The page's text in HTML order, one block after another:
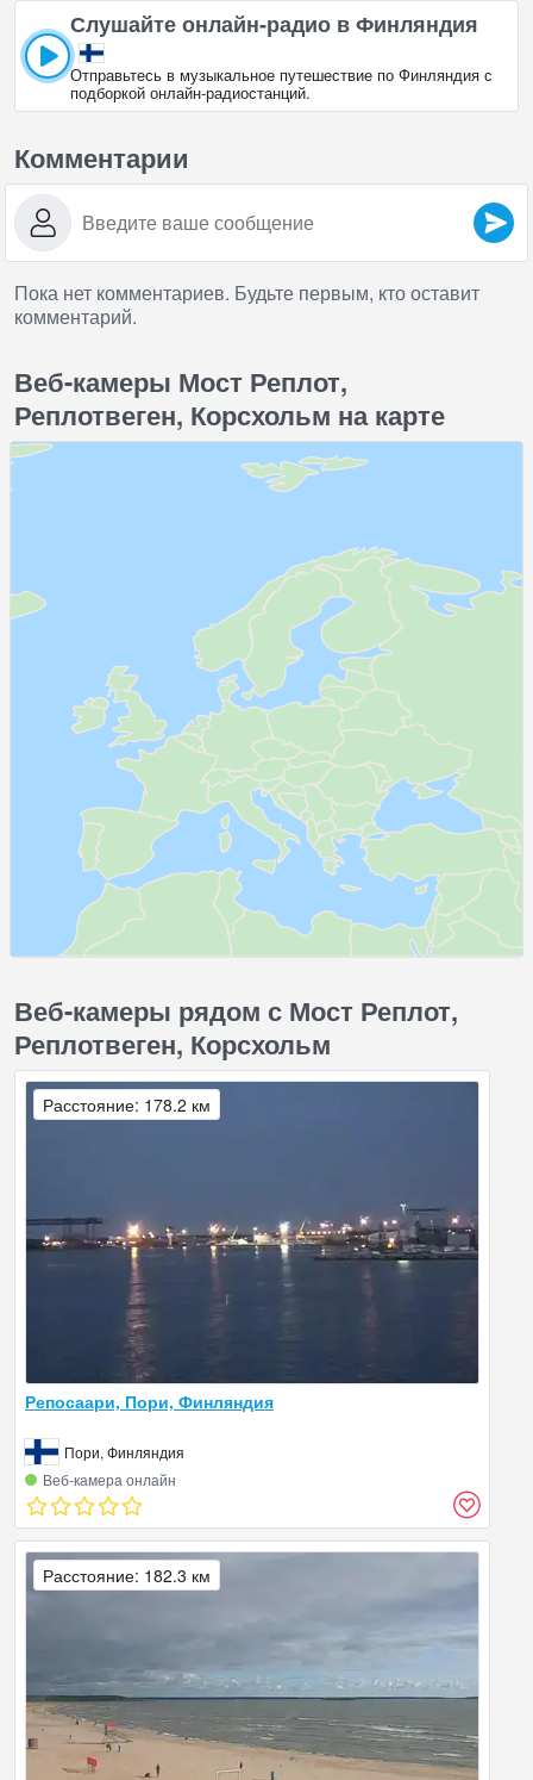
Слушайте онлайн‑радио в Финляндия
Отправьтесь в музыкальное путешествие по Финляндия с
подборкой онлайн‑радиостанций.
Комментарии
Пока нет комментариев. Будьте первым, кто оставит
комментарий.
Веб-камеры Мост Реплот,
Реплотвеген, Корсхольм на карте
Веб-камеры рядом с Мост Реплот,
Реплотвеген, Корсхольм
Репосаари, Пори, Финляндия
Пори, Финляндия
Веб‑камера онлайн
Расстояние: 178.2 км
Расстояние: 182.3 км